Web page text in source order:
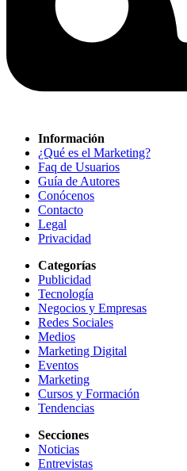
Información
¿Qué es el Marketing?
Faq de Usuarios
Guía de Autores
Conócenos
Contacto
Legal
Privacidad
Categorías
Publicidad
Tecnología
Negocios y Empresas
Redes Sociales
Medios
Marketing Digital
Eventos
Marketing
Cursos y Formación
Tendencias
Secciones
Noticias
Entrevistas